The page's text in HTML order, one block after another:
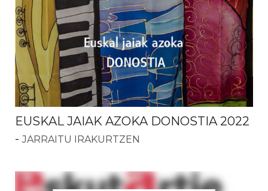
EUSKAL JAIAK AZOKA DONOSTIA 2022
-JARRAITU IRAKURTZEN